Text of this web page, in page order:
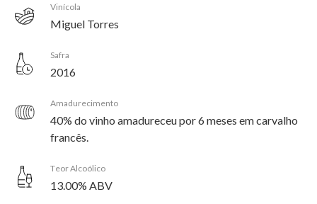
Vinícola
Miguel Torres
Safra
2016
Amadurecimento
40% do vinho amadureceu por 6 meses em carvalho
francês.
Teor Alcoólico
13.00% ABV